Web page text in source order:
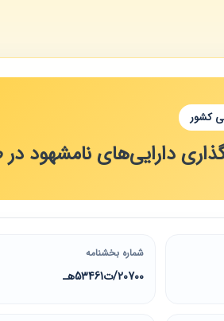
کشور
دارایی‌های نامشهود
شماره بخشنامه
20700/ت53461هـ